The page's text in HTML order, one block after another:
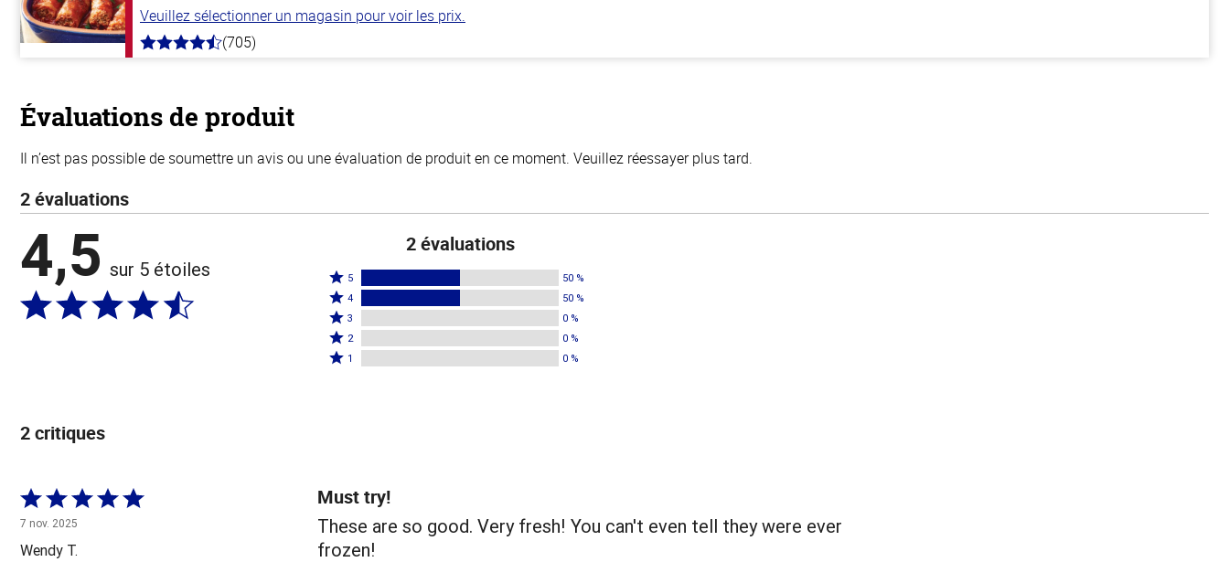
Veuillez sélectionner un magasin pour voir les prix.
4.6
(705)
Évaluations de produit
Il n’est pas possible de soumettre un avis ou une évaluation de produit en ce moment. Veuillez réessayer plus tard.
2 évaluations
4,5 sur 5 étoiles
2 évaluations
Coté
5
étoiles
par
50 %
5 50 %
Coté
4
étoiles
par
4 50 %
Coté
3
étoiles
3 0 %
Coté
2
2 0 %
Coté1 0 %
2 critiques
Coté
5 sur
5
7 nov. 2025
Wendy T.
Must try!
These are so good. Very fresh! You can't even tell they were ever
frozen!